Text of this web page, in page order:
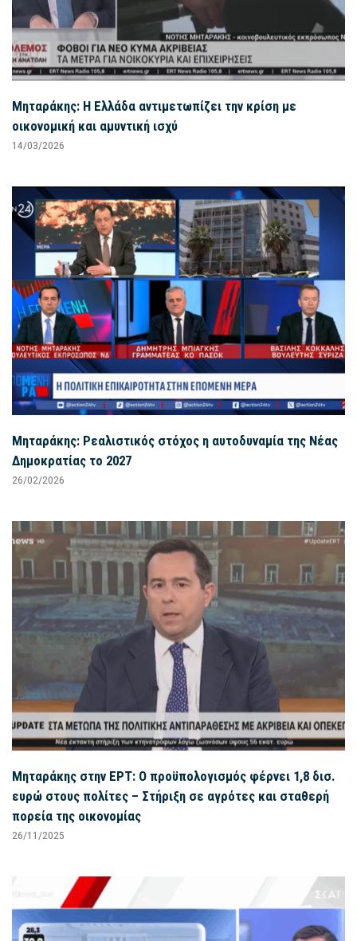
Μηταράκης: Η Ελλάδα αντιμετωπίζει την κρίση με
οικονομική και αμυντική ισχύ
14/03/2026
Μηταράκης: Ρεαλιστικός στόχος η αυτοδυναμία της Νέας
Δημοκρατίας το 2027
26/02/2026
Μηταράκης στην ΕΡΤ: Ο προϋπολογισμός φέρνει 1,8 δισ.
ευρώ στους πολίτες – Στήριξη σε αγρότες και σταθερή
πορεία της οικονομίας
26/11/2025